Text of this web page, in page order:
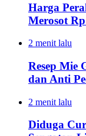
Harga
Merosot
2 menit lalu
Resep Mie
dan Anti
2 menit lalu
Diduga